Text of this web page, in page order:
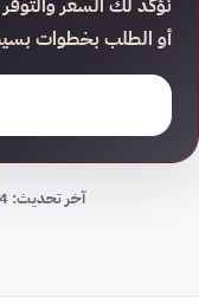
نؤكد لك السعر
أو الطلب بخطوات
آخر تحديث: 24 يوليو 2026 — الأندلس للأثاث